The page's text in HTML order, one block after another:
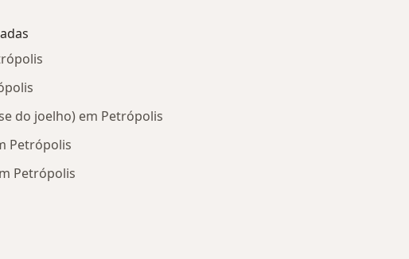
do joelho) em Petrópolis
Petrópolis
Petrópolis